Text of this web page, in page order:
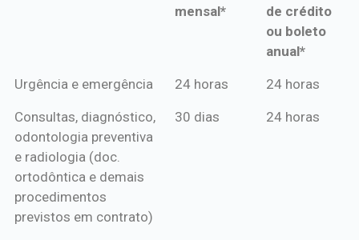
mensal*
de crédito
ou boleto
anual*
*Procedimentos Amil
*Pagamento
mensal*
*Pagamento
de crédito
Urgência e emergência 24 horas 24 horas
Consultas, diagnóstico,
odontologia preventiva
e radiologia (doc.
ortodôntica e demais
procedimentos
previstos em contrato)
30 dias 24 horas